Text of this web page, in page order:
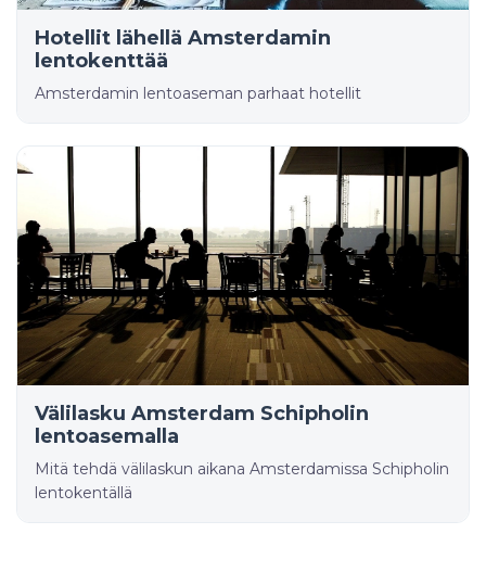
Hotellit lähellä Amsterdamin
lentokenttää
Amsterdamin lentoaseman parhaat hotellit
Välilasku Amsterdam Schipholin
lentoasemalla
Mitä tehdä välilaskun aikana Amsterdamissa Schipholin
lentokentällä